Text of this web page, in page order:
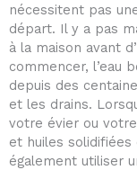
nécessitent pas
départ. Il y a pas
à la maison avant
commencer, l’eau
depuis des
et les drains.
votre évier ou
et huiles
également utiliser